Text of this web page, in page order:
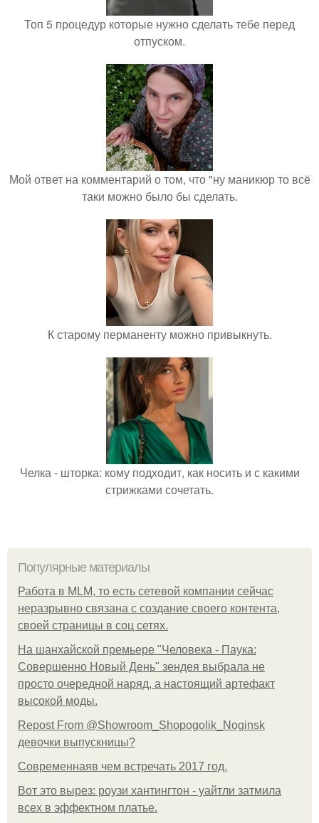
Топ 5 процедур которые нужно сделать тебе перед
отпуском.
Мой ответ на комментарий о том, что "ну маникюр то всё
таки можно было бы сделать.
К старому перманенту можно привыкнуть.
Челка - шторка: кому подходит, как носить и с какими
стрижками сочетать.
Популярные материалы
Работа в MLM, то есть сетевой компании сейчас
неразрывно связана с создание своего контента,
своей страницы в соц сетях.
На шанхайской премьере "Человека - Паука:
Совершенно Новый День" зендея выбрала не
просто очередной наряд, а настоящий артефакт
высокой моды.
Repost From @Showroom_Shopogolik_Noginsk
девочки выпускницы?
Современнаяв чем встречать 2017 год.
Вот это вырез: роузи хантингтон - уайтли затмила
всех в эффектном платьe.